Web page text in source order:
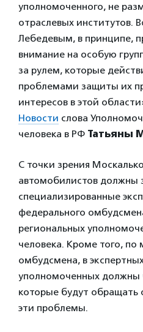
уполномоченного, не
отраслевых институтов.
Лебедевым, в принципе,
внимание на особую
за рулем, которые
проблемами защиты их
интересов в этой
Новости слова
человека в РФ Татьяны
С точки зрения
автомобилистов должны
специализированные
федерального
региональных
человека. Кроме того,
омбудсмена, в
уполномоченных должны
которые будут обращать
эти проблемы.